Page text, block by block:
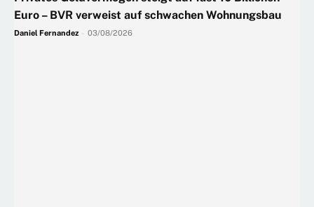
Euro – BVR verweist auf schwachen Wohnungsbau
Daniel Fernandez 03/08/2026